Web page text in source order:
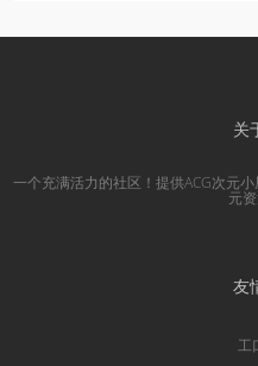
关
一个充满活力的社区！提供ACG次元
元
友
工